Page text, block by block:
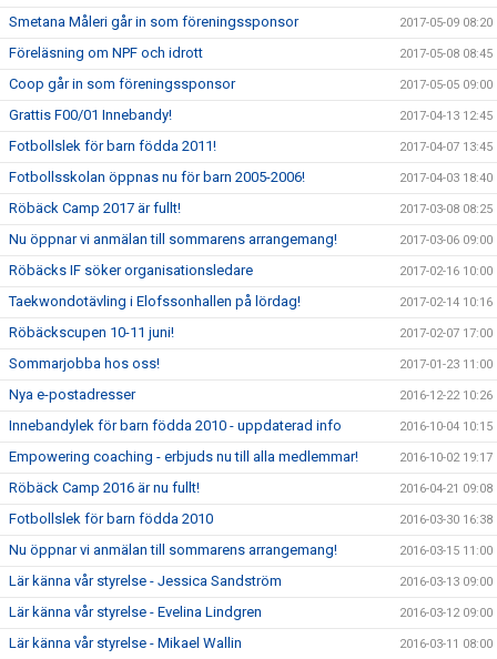
Smetana Måleri går in som föreningssponsor 2017-05-09 08:20
Föreläsning om NPF och idrott 2017-05-08 08:45
Coop går in som föreningssponsor 2017-05-05 09:00
Grattis F00/01 Innebandy! 2017-04-13 12:45
Fotbollslek för barn födda 2011! 2017-04-07 13:45
Fotbollsskolan öppnas nu för barn 2005-2006! 2017-04-03 18:40
Röbäck Camp 2017 är fullt! 2017-03-08 08:25
Nu öppnar vi anmälan till sommarens arrangemang! 2017-03-06 09:00
Röbäcks IF söker organisationsledare 2017-02-16 10:00
Taekwondotävling i Elofssonhallen på lördag! 2017-02-14 10:16
Röbäckscupen 10-11 juni! 2017-02-07 17:00
Sommarjobba hos oss! 2017-01-23 11:00
Nya e-postadresser 2016-12-22 10:26
Innebandylek för barn födda 2010 - uppdaterad info 2016-10-04 10:15
Empowering coaching - erbjuds nu till alla medlemmar! 2016-10-02 19:17
Röbäck Camp 2016 är nu fullt! 2016-04-21 09:08
Fotbollslek för barn födda 2010 2016-03-30 16:38
Nu öppnar vi anmälan till sommarens arrangemang! 2016-03-15 11:00
Lär känna vår styrelse - Jessica Sandström 2016-03-13 09:00
Lär känna vår styrelse - Evelina Lindgren 2016-03-12 09:00
Lär känna vår styrelse - Mikael Wallin 2016-03-11 08:00